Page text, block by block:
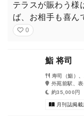
テラスが賑わう様
ば、お相手も喜ん
0
鮨 将司
寿司（鮨）
外苑前駅、
約35,000円
月刊誌掲載